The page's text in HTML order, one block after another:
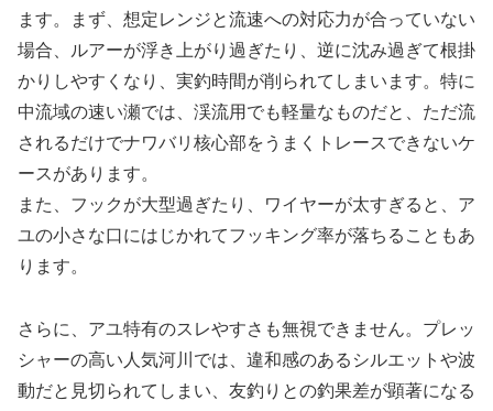
ます。まず、想定レンジと流速への対応力が合っていない
場合、ルアーが浮き上がり過ぎたり、逆に沈み過ぎて根掛
かりしやすくなり、実釣時間が削られてしまいます。特に
中流域の速い瀬では、渓流用でも軽量なものだと、ただ流
されるだけでナワバリ核心部をうまくトレースできないケ
ースがあります。
また、フックが大型過ぎたり、ワイヤーが太すぎると、ア
ユの小さな口にはじかれてフッキング率が落ちることもあ
ります。
さらに、アユ特有のスレやすさも無視できません。プレッ
シャーの高い人気河川では、違和感のあるシルエットや波
動だと見切られてしまい、友釣りとの釣果差が顕著になる